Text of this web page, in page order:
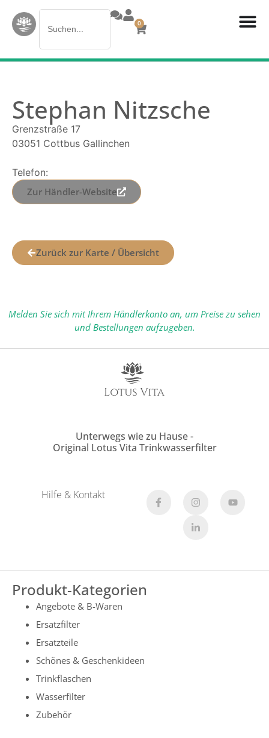
for:
0
Stephan Nitzsche
Grenzstraße 17
03051 Cottbus Gallinchen
Telefon:
Zur Händler-Website
Zurück zur Karte / Übersicht
Melden Sie sich mit Ihrem Händlerkonto an, um Preise zu sehen
und Bestellungen aufzugeben.
Unterwegs wie zu Hause -
Original Lotus Vita Trinkwasserfilter
Hilfe & Kontakt
Produkt-Kategorien
Angebote & B-Waren
Ersatzfilter
Ersatzteile
Schönes & Geschenkideen
Trinkflaschen
Wasserfilter
Zubehör